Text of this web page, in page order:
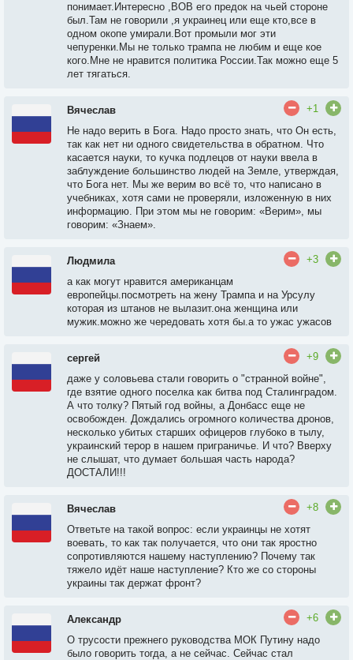
понимает.Интересно ,ВОВ его предок на чьей стороне
был.Там не говорили ,я украинец или еще кто,все в
одном окопе умирали.Вот промыли мог эти
чепуренки.Мы не только трампа не любим и еще кое
кого.Мне не нравится политика России.Так можно еще 5
лет тягаться.
Вячеслав
+1
Не надо верить в Бога. Надо просто знать, что Он есть,
так как нет ни одного свидетельства в обратном. Что
касается науки, то кучка подлецов от науки ввела в
заблуждение большинство людей на Земле, утверждая,
что Бога нет. Мы же верим во всё то, что написано в
учебниках, хотя сами не проверяли, изложенную в них
информацию. При этом мы не говорим: «Верим», мы
говорим: «Знаем».
Людмила
+3
а как могут нравится американцам
европейцы.посмотреть на жену Трампа и на Урсулу
которая из штанов не вылазит.она женщина или
мужик.можно же чередовать хотя бы.а то ужас ужасов
сергей
+9
даже у соловьева стали говорить о "странной войне",
где взятие одного поселка как битва под Сталинградом.
А что толку? Пятый год войны, а Донбасс еще не
освобожден. Дождались огромного количества дронов,
несколько убитых старших офицеров глубоко в тылу,
украинский терор в нашем приграничье. И что? Вверху
не слышат, что думает большая часть народа?
ДОСТАЛИ!!!
Вячеслав
+8
Ответьте на такой вопрос: если украинцы не хотят
воевать, то как так получается, что они так яростно
сопротивляются нашему наступлению? Почему так
тяжело идёт наше наступление? Кто же со стороны
украины так держат фронт?
Александр
+6
О трусости прежнего руководства МОК Путину надо
было говорить тогда, а не сейчас. Сейчас стал